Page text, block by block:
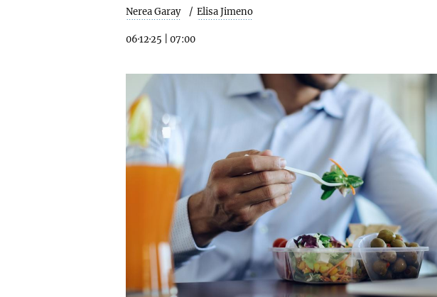
Nerea Garay Elisa Jimeno
06·12·25 07:00